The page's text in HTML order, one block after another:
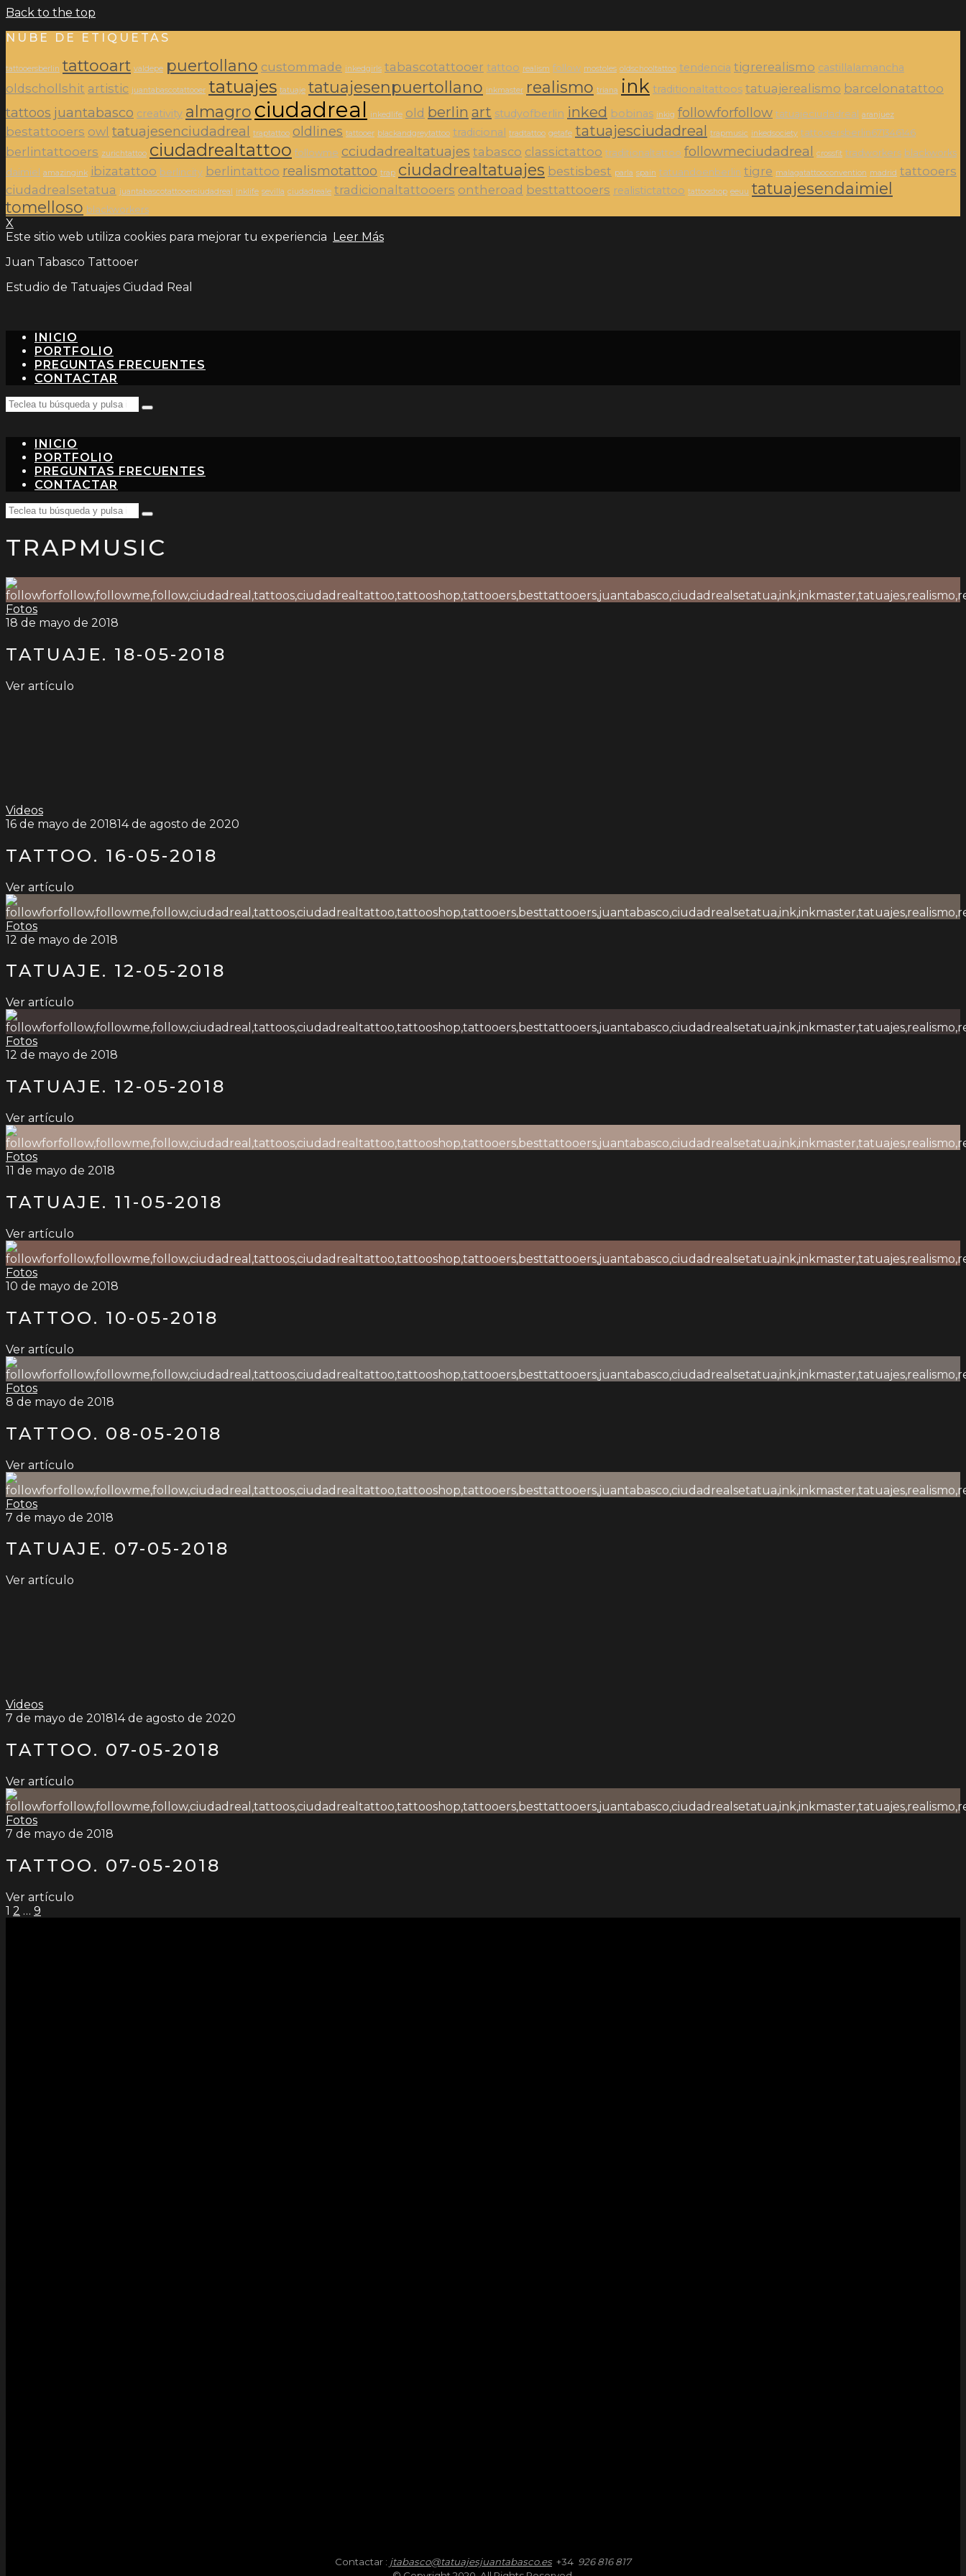
Back to the top
NUBE DE ETIQUETAS
tattooersberlin tattooart valdepe puertollano custommade inkedgirls tabascotattooer tattoo realism follow mostoles oldschooltattoo tendencia tigrerealismo castillalamancha
oldschollshit artistic juantabascotattooer tatuajes tatuaje tatuajesenpuertollano inkmaster realismo triana ink traditionaltattoos tatuajerealismo barcelonatattoo
tattoos juantabasco creativity almagro ciudadreal inkedlife old berlin art studyofberlin inked bobinas inkig followforfollow tatuajeciudadreal aranjuez
bestattooers owl tatuajesenciudadreal traptattoo oldlines tattooer blackandgreytattoo tradicional tradtattoo getafe tatuajesciudadreal trapmusic inkedsociety tattooersberlin671346146
berlintattooers zurichtattoo ciudadrealtattoo followme cciudadrealtatuajes tabasco classictattoo traditionaltattoo followmeciudadreal crossfit tradworkers blackworks
daimiel
amazingink ibizatattoo berlincity berlintattoo realismotattoo trap ciudadrealtatuajes bestisbest parla spain tatuandoenberlin tigre malagatattooconvention madrid tattooers
ciudadrealsetatua juantabascotattooerciudadreal inklife sevilla ciudadreale tradicionaltattooers ontheroad besttattooers realistictattoo tattooshop eeuu tatuajesendaimiel
tomelloso blackworkers
X
Este sitio web utiliza cookies para mejorar tu experiencia Leer Más
Juan Tabasco Tattooer
Estudio de Tatuajes Ciudad Real
INICIO
PORTFOLIO
PREGUNTAS FRECUENTES
CONTACTAR
Search
for:
Teclea
intro…
INICIO
PORTFOLIO
PREGUNTAS FRECUENTES
CONTACTAR
Search
for:
Teclea
búsqueda
y
TRAPMUSIC
Fotos
18 de mayo de 2018
TATUAJE. 18-05-2018
Ver artículo
Videos
16 de mayo de 201814 de agosto de 2020
TATTOO. 16-05-2018
Ver artículo
Fotos
12 de mayo de 2018
TATUAJE. 12-05-2018
Ver artículo
Fotos
12 de mayo de 2018
TATUAJE. 12-05-2018
Ver artículo
Fotos
11 de mayo de 2018
TATUAJE. 11-05-2018
Ver artículo
Fotos
10 de mayo de 2018
TATTOO. 10-05-2018
Ver artículo
Fotos
8 de mayo de 2018
TATTOO. 08-05-2018
Ver artículo
Fotos
7 de mayo de 2018
TATUAJE. 07-05-2018
Ver artículo
Videos
7 de mayo de 201814 de agosto de 2020
TATTOO. 07-05-2018
Ver artículo
Fotos
7 de mayo de 2018
TATTOO. 07-05-2018
Ver artículo
PAGINACIÓN
1 2 … 9
Contactar : jtabasco@tatuajesjuantabasco.es+34 926 816 817